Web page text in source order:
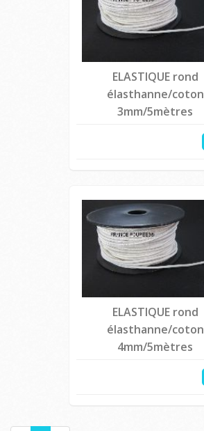
ELASTIQUE rond
élasthanne/coton
3mm/5mètres
ELASTIQUE rond
élasthanne/coton
4mm/5mètres